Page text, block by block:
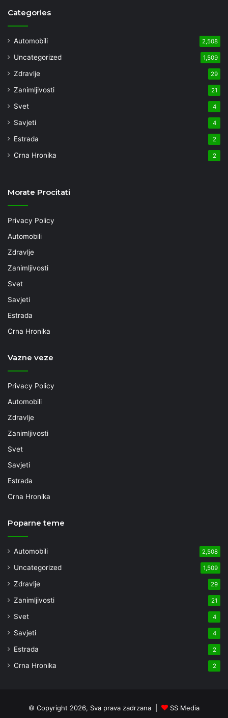
Categories
Automobili 2,508
Uncategorized 1,509
Zdravlje 29
Zanimljivosti 21
Svet 4
Savjeti 4
Estrada 2
Crna Hronika 2
Morate Procitati
Privacy Policy
Automobili
Zdravlje
Zanimljivosti
Svet
Savjeti
Estrada
Crna Hronika
Vazne veze
Privacy Policy
Automobili
Zdravlje
Zanimljivosti
Svet
Savjeti
Estrada
Crna Hronika
Poparne teme
Automobili 2,508
Uncategorized 1,509
Zdravlje 29
Zanimljivosti 21
Svet 4
Savjeti 4
Estrada 2
Crna Hronika 2
© Copyright 2026, Sva prava zadrzana | SS Media